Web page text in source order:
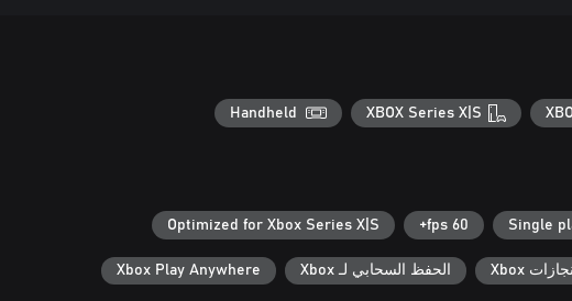
XBOX Series X|S
Handheld
Single
60 fps+
Optimized for Xbox Series X|S
إنجازات Xbox الحفظ السحابي لـ Xbox Xbox Play Anywhere